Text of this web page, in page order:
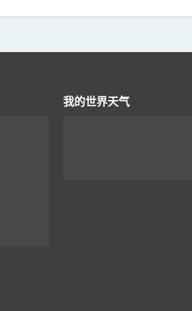
我的世界天气